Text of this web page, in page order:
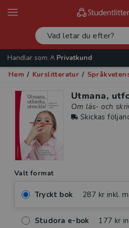
Handlar som:
Privatkund
Hem / Kurslitteratur /
Utmana,
Om läs- och
Skickas
Valt format
Tryckt bok 287 kr inkl.
Studora e-bok 177 kr